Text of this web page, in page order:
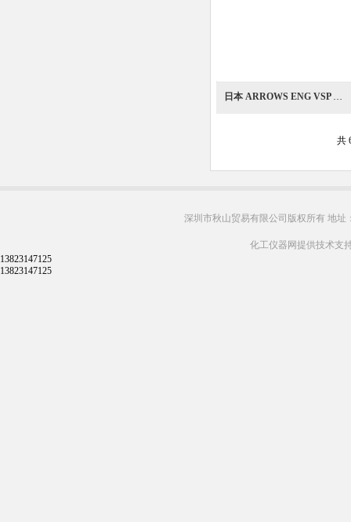
日本 ARROWS ENG VSP 自立型电压跌落保护器
共
深圳市秋山贸易有限公司版权所有 地址
化工仪器网提供技术支
13823147125
13823147125